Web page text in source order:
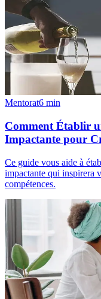
Mentorat6 min
Comment Établir
Impactante pour
Ce guide vous aide à
impactante qui inspirera
compétences.